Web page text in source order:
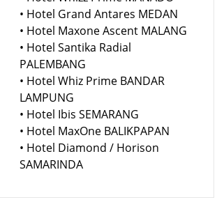
Senggigi LOMBOK
• Hotel Whizz Prime MANADO
• Hotel Grand Antares MEDAN
• Hotel Maxone Ascent MALANG
• Hotel Santika Radial
PALEMBANG
• Hotel Whiz Prime BANDAR
LAMPUNG
• Hotel Ibis SEMARANG
• Hotel MaxOne BALIKPAPAN
SAMARINDA